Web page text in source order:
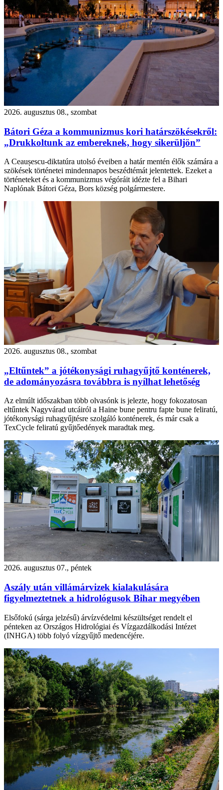
2026. augusztus 08., szombat
Bátori Géza a kommunizmus kori határszökésekről:
„Drukkoltunk az embereknek, hogy sikerüljön”
A Ceaușescu-diktatúra utolsó éveiben a határ mentén élők számára a
szökések történetei mindennapos beszédtémát jelentettek. Ezeket a
történeteket és a kommunizmus végóráit idézte fel a Bihari
Naplónak Bátori Géza, Bors község polgármestere.
2026. augusztus 08., szombat
„Eltűntek” a jótékonysági ruhagyűjtő konténerek,
de adományozásra továbbra is nyílhat lehetőség
Az elmúlt időszakban több olvasónk is jelezte, hogy fokozatosan
eltűntek Nagyvárad utcáiról a Haine bune pentru fapte bune feliratú,
jótékonysági ruhagyűjtésre szolgáló konténerek, és már csak a
TexCycle feliratú gyűjtőedények maradtak meg.
2026. augusztus 07., péntek
Aszály után villámárvizek kialakulására
figyelmeztetnek a hidrológusok Bihar megyében
Elsőfokú (sárga jelzésű) árvízvédelmi készültséget rendelt el
pénteken az Országos Hidrológiai és Vízgazdálkodási Intézet
(INHGA) több folyó vízgyűjtő medencéjére.